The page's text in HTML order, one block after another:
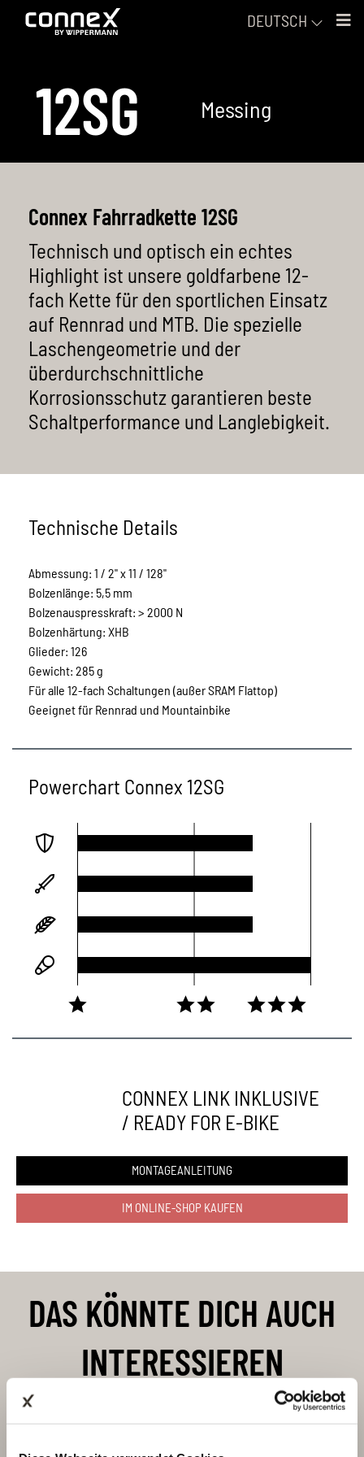
DEUTSCH
Fahrradketten
Übersicht
Rennrad
Mountainbike
E-Bike
ATB & Trekking
City & Tour
Singlespeed & Fixies
Nach Schaltungstyp
Übersicht
13-fach Kette
12-fach Ketten
11-fach Ketten
10-fach Ketten
9-fach Ketten
1-fach Ketten / Breite Nabenschaltung
Gewachste Ketten und Pflege-Wachs
Pflege & Werkzeuge
Accessoires
Über Connex
Impressum
AGB
12SG Messing
Connex Fahrradkette 12SG
Technisch und optisch ein echtes
Highlight ist unsere goldfarbene 12-
fach Kette für den sportlichen Einsatz
auf Rennrad und MTB. Die spezielle
Laschengeometrie und der
überdurchschnittliche
Korrosionsschutz garantieren beste
Schaltperformance und Langlebigkeit.
Technische Details
Abmessung: 1 / 2" x 11 / 128"
Bolzenlänge: 5,5 mm
Bolzenauspresskraft: > 2000 N
Bolzenhärtung: XHB
Glieder: 126
Gewicht: 285 g
Für alle 12-fach Schaltungen (außer SRAM Flattop)
Geeignet für Rennrad und Mountainbike
Powerchart Connex 12SG
CONNEX LINK INKLUSIVE
/ READY FOR E-BIKE
MONTAGEANLEITUNG
IM ONLINE-SHOP KAUFEN
DAS KÖNNTE DICH AUCH
INTERESSIEREN
11SG